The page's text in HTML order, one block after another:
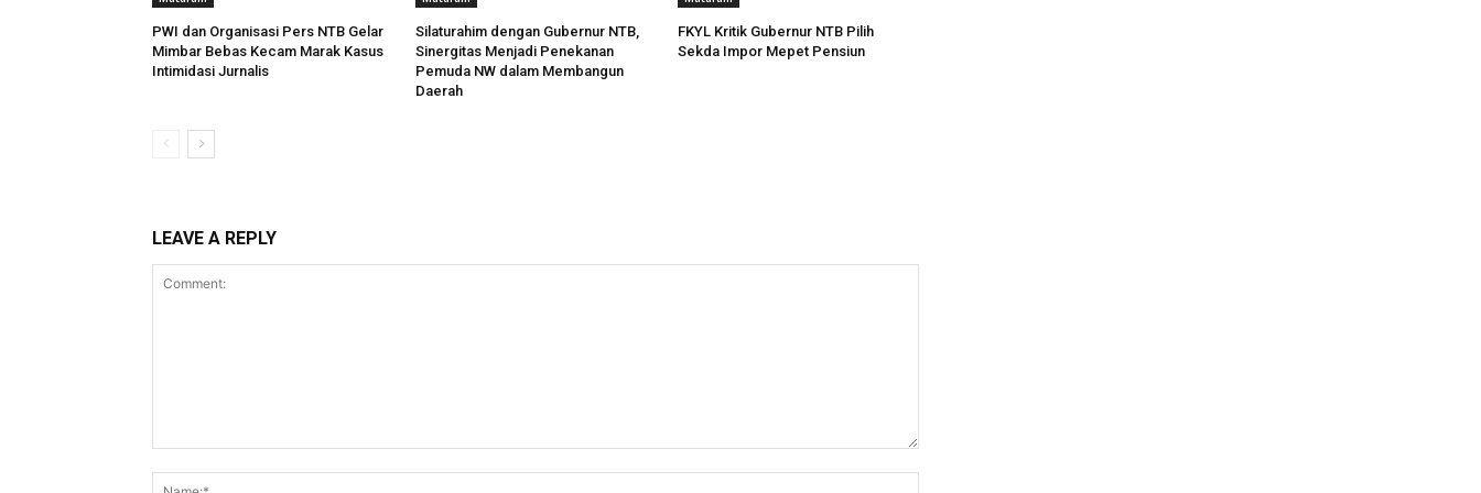
PWI dan Organisasi Pers NTB Gelar
Mimbar Bebas Kecam Marak Kasus
Intimidasi Jurnalis
Silaturahim dengan Gubernur NTB,
Sinergitas Menjadi Penekanan
Pemuda NW dalam Membangun
Daerah
FKYL Kritik Gubernur NTB Pilih
Sekda Impor Mepet Pensiun
LEAVE A REPLY